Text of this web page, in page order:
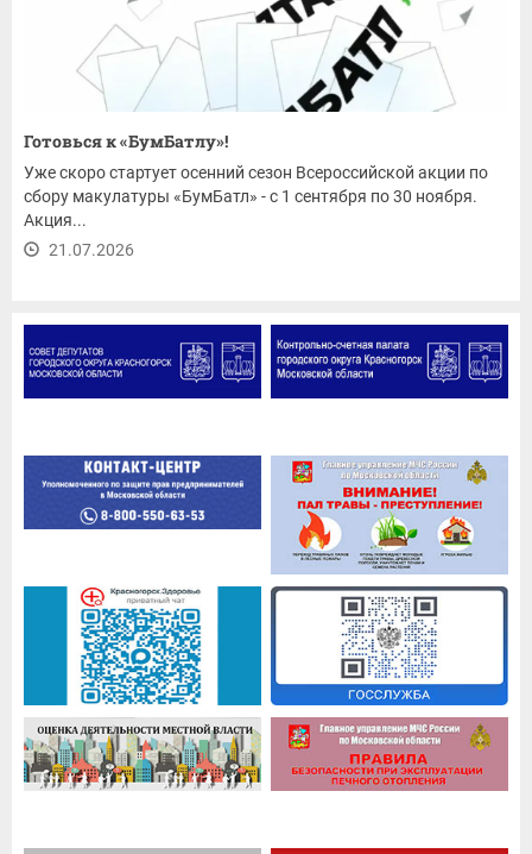
Готовься к «БумБатлу»!
Уже скоро стартует осенний сезон Всероссийской акции по
сбору макулатуры «БумБатл» - с 1 сентября по 30 ноября.
Акция...
21.07.2026